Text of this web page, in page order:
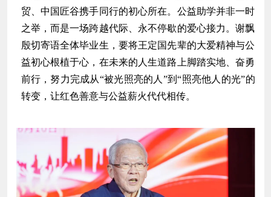
贸、中国匠谷携手同行的初心所在。公益助学并非一时
之举，而是一场跨越代际、永不停歇的爱心接力。谢飘
殷切寄语全体毕业生，要将王定国先辈的大爱精神与公
益初心根植于心，在未来的人生道路上脚踏实地、奋勇
前行，努力完成从“被光照亮的人”到“照亮他人的光”的
转变，让红色善意与公益薪火代代相传。